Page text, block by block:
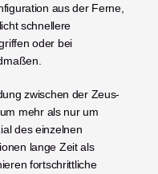
aus der Ferne,
schnellere
oder bei
zwischen der Zeus-
mehr als nur um
des einzelnen
lange Zeit als
fortschrittliche